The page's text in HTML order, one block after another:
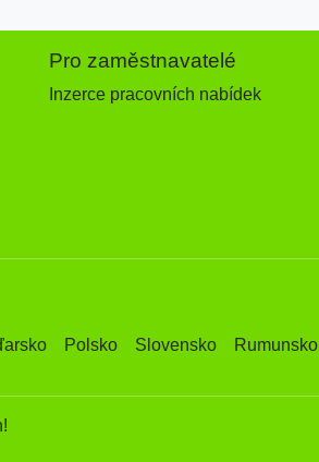
Pro zaměstnavatelé
Inzerce pracovních nabídek
Polsko Slovensko Rumunsko